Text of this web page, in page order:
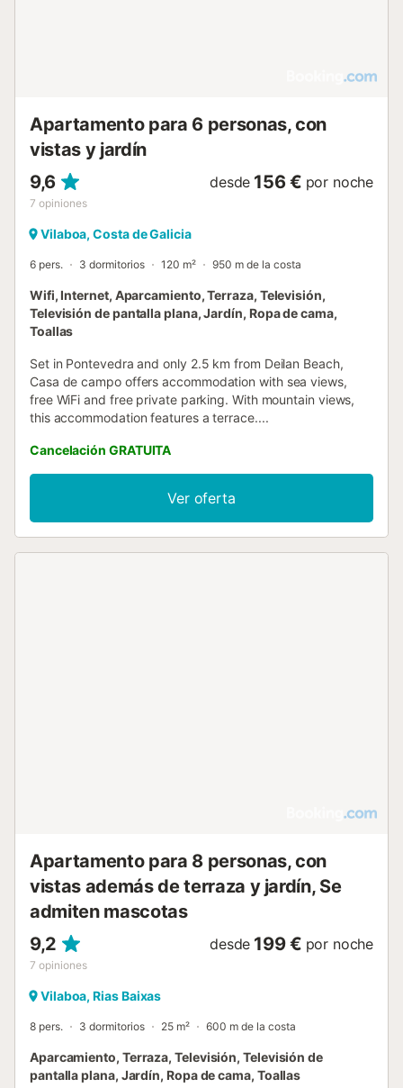
Apartamento para 6 personas, con
vistas y jardín
9,6
7 opiniones
desde 156 € por noche
Vilaboa, Costa de Galicia
6 pers. 3 dormitorios 120 m² 950 m de la costa
Wifi, Internet, Aparcamiento, Terraza, Televisión,
Televisión de pantalla plana, Jardín, Ropa de cama,
Toallas
Set in Pontevedra and only 2.5 km from Deilan Beach,
Casa de campo offers accommodation with sea views,
free WiFi and free private parking. With mountain views,
this accommodation features a terrace....
Cancelación GRATUITA
Ver oferta
Apartamento para 8 personas, con
vistas además de terraza y jardín, Se
admiten mascotas
9,2
7 opiniones
desde 199 € por noche
Vilaboa, Rias Baixas
8 pers. 3 dormitorios 25 m² 600 m de la costa
Aparcamiento, Terraza, Televisión, Televisión de
pantalla plana, Jardín, Ropa de cama, Toallas